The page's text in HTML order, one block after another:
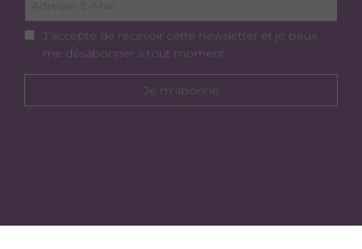
J’accepte de recevoir cette newsletter et je peux
me désabonner à tout moment.
Je m'abonne